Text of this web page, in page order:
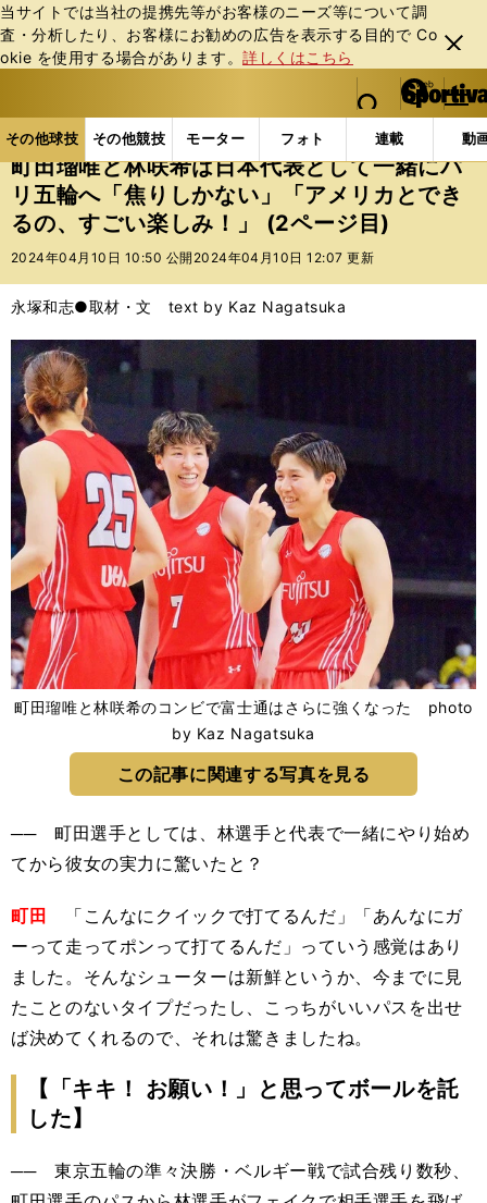
当サイトでは当社の提携先等がお客様のニーズ等について調
査・分析したり、お客様にお勧めの広告を表⽰する⽬的で Co
okie を使⽤する場合があります。詳しくはこちら
閉じ
る
web Sportiva (webスポルティーバ)
検索
マイペ
ー
ジ
メニュ
その他球技 その他競技 モーター フォト 連載 動
ス
ポ
ル
テ
ー
バ
その他球技の記事一覧 バスケットボール 国内バス
町田瑠唯と林咲希は日本代表として一緒にパ
リ五輪へ「焦りしかない」「アメリカとでき
るの、すごい楽しみ！」 (2ページ目)
2024年04月10日 10:50 公開 2024年04月10日 12:07 更新
永塚和志●取材・文 text by Kaz Nagatsuka
町田瑠唯と林咲希のコンビで富士通はさらに強くなった photo
by Kaz Nagatsuka
この記事に関連する写真を見る
── 町田選手としては、林選手と代表で一緒にやり始め
てから彼女の実力に驚いたと？
町田
「こんなにクイックで打てるんだ」「あんなにガ
ーって走ってポンって打てるんだ」っていう感覚はあり
ました。そんなシューターは新鮮というか、今までに見
たことのないタイプだったし、こっちがいいパスを出せ
ば決めてくれるので、それは驚きましたね。
【「キキ！ お願い！」と思ってボールを託
した】
── 東京五輪の準々決勝・ベルギー戦で試合残り数秒、